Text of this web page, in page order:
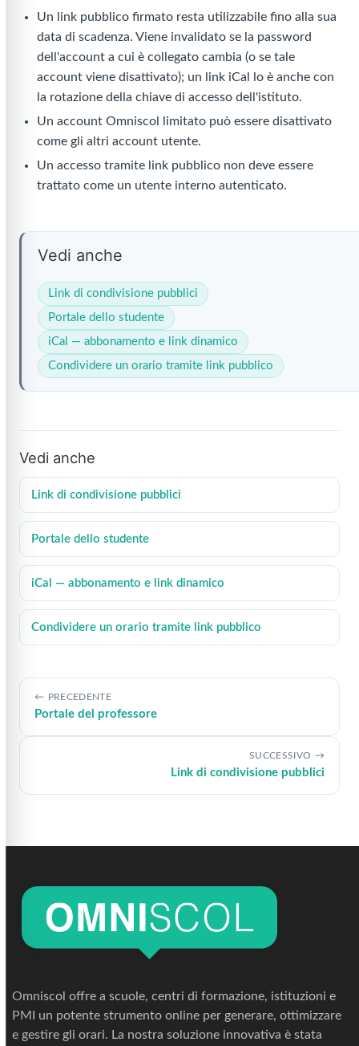
Un link pubblico firmato resta utilizzabile fino alla sua
data di scadenza. Viene invalidato se la password
dell'account a cui è collegato cambia (o se tale
account viene disattivato); un link iCal lo è anche con
la rotazione della chiave di accesso dell'istituto.
Un account Omniscol limitato può essere disattivato
come gli altri account utente.
Un accesso tramite link pubblico non deve essere
trattato come un utente interno autenticato.
Vedi anche
Link di condivisione pubblici
Portale dello studente
iCal — abbonamento e link dinamico
Condividere un orario tramite link pubblico
Vedi anche
Link di condivisione pubblici
Portale dello studente
iCal — abbonamento e link dinamico
Condividere un orario tramite link pubblico
PRECEDENTE
Portale del professore
SUCCESSIVO
Link di condivisione pubblici
Omniscol offre a scuole, centri di formazione, istituzioni e
PMI un potente strumento online per generare, ottimizzare
e gestire gli orari. La nostra soluzione innovativa è stata